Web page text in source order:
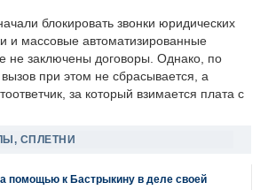
блокировать звонки юридических
и массовые автоматизированные
не заключены договоры. Однако, по
при этом не сбрасывается, а
за который взимается плата с
СПЛЕТНИ
помощью к Бастрыкину в деле своей